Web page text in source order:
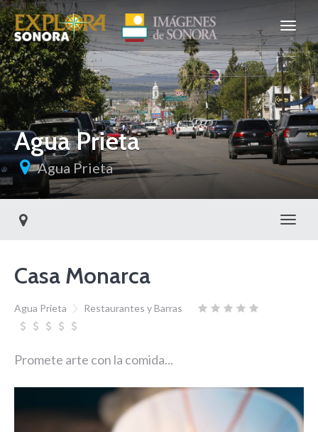
Agua Prieta
Agua Prieta
Casa Monarca
Agua Prieta Restaurantes y Barras
Promete arte con la comida...